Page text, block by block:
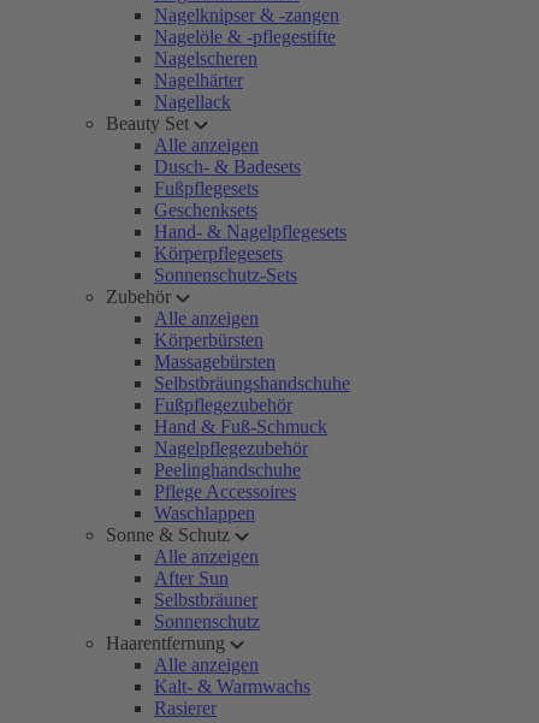
Nagelknipser & -zangen
Nagelöle & -pflegestifte
Nagelscheren
Nagelhärter
Nagellack
Beauty Set
Alle anzeigen
Dusch- & Badesets
Fußpflegesets
Geschenksets
Hand- & Nagelpflegesets
Körperpflegesets
Sonnenschutz-Sets
Zubehör
Alle anzeigen
Körperbürsten
Massagebürsten
Selbstbräungshandschuhe
Fußpflegezubehör
Hand & Fuß-Schmuck
Nagelpflegezubehör
Peelinghandschuhe
Pflege Accessoires
Waschlappen
Sonne & Schutz
Alle anzeigen
After Sun
Selbstbräuner
Sonnenschutz
Haarentfernung
Alle anzeigen
Kalt- & Warmwachs
Rasierer